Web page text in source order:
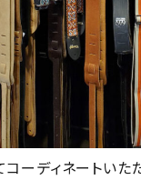
ーディネートいた